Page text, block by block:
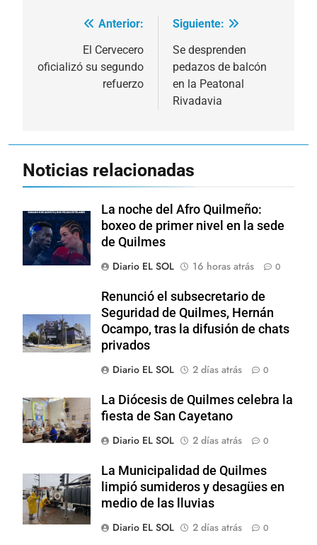
Navegación
Anterior:
El Cervecero
oficializó su segundo
refuerzo
Siguiente:
Se desprenden
pedazos de balcón
en la Peatonal
Rivadavia
Noticias relacionadas
La noche del Afro Quilmeño:
boxeo de primer nivel en la sede
de Quilmes
Diario EL SOL
16 horas atrás 0
Renunció el subsecretario de
Seguridad de Quilmes, Hernán
Ocampo, tras la difusión de chats
privados
Diario EL SOL
2 días atrás 0
La Diócesis de Quilmes celebra la
fiesta de San Cayetano
Diario EL SOL
2 días atrás 0
La Municipalidad de Quilmes
limpió sumideros y desagües en
medio de las lluvias
Diario EL SOL
2 días atrás 0